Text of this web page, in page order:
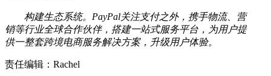
构建生态系统。PayPal关注支付之外，携手物流、营
销等行业全球合作伙伴，搭建一站式服务平台，为用户提
供一整套跨境电商服务解决方案，升级用户体验。
责任编辑：Rachel